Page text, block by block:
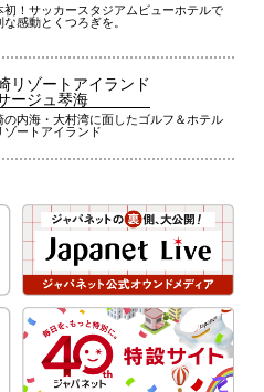
初！サッカースタジアムビューホテルで
な感動とくつろぎを。
リゾートアイランド
ージュ琴海
の内海・大村湾に面したゴルフ＆ホテル
ゾートアイランド